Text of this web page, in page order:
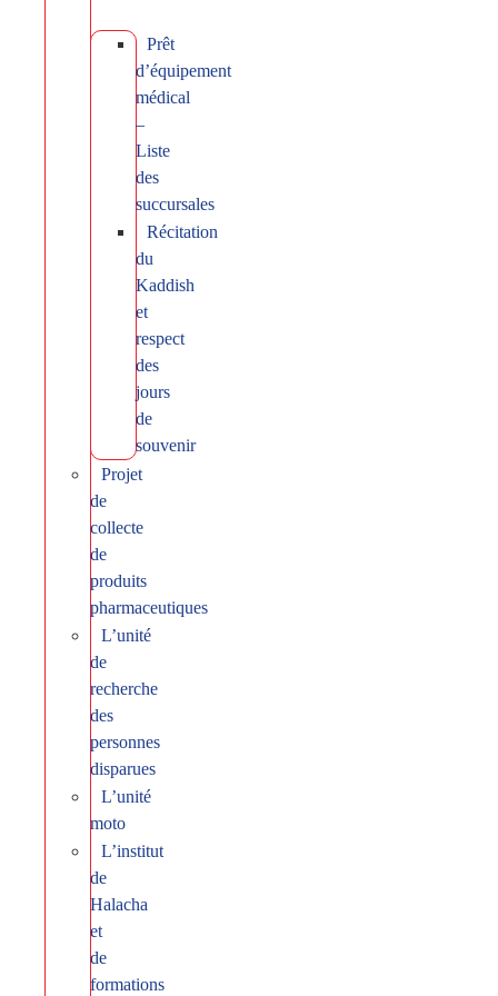
Prêt
d’équipement
médical
–
Liste
des
succursales
Récitation
du
Kaddish
et
respect
des
jours
de
souvenir
Projet
de
collecte
de
produits
pharmaceutiques
L’unité
de
recherche
des
personnes
disparues
L’unité
moto
L’institut
de
Halacha
et
de
formations